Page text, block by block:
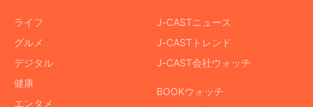
ライフ
グルメ
デジタル
健康
エンタメ
J-CASTニュース
J-CASTトレンド
J-CAST会社ウォッチ
BOOKウォッチ